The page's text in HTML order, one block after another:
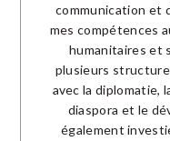
communication et
mes compétences
humanitaires et
plusieurs
avec la diplomatie,
diaspora et le
également